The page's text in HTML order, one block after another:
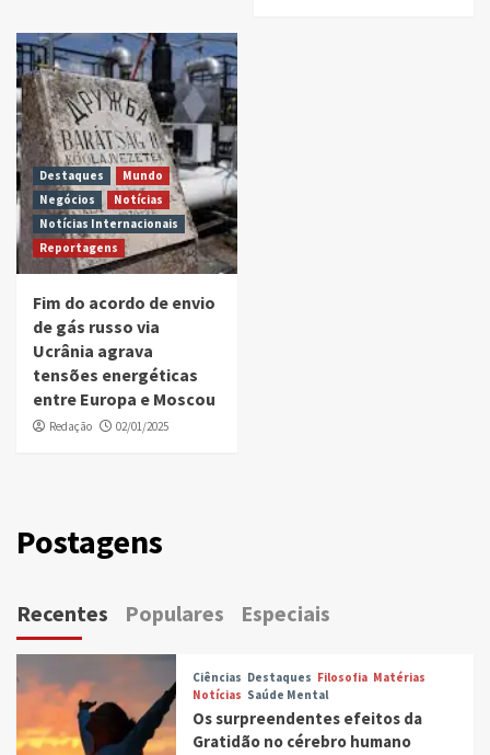
Destaques
Mundo
Negócios
Notícias
Notícias Internacionais
Reportagens
Fim do acordo de envio
de gás russo via
Ucrânia agrava
tensões energéticas
entre Europa e Moscou
Redação 02/01/2025
Postagens
Recentes Populares Especiais
Ciências Destaques Filosofia Matérias
Notícias Saúde Mental
Os surpreendentes efeitos da
Gratidão no cérebro humano